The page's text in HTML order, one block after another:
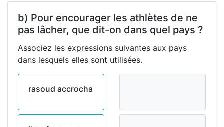
b) Pour encourager les athlètes de ne
pas lâcher, que dit-on dans quel pays ?
Associez les expressions suivantes aux pays
dans lesquels elles sont utilisées.
rasoud accrocha